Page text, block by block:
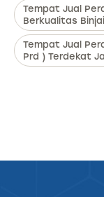
Tempat Jual
Berkualitas
Tempat Jual
Prd ) Terdekat